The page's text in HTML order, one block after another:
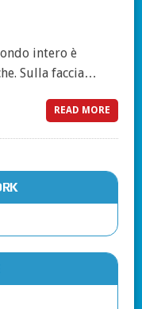
intero è
Sulla faccia…
READ MORE